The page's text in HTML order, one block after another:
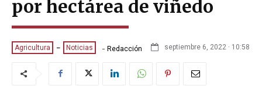
por hectárea de viñedo
Agricultura Noticias - Redacción septiembre 6, 2022 · 10:58